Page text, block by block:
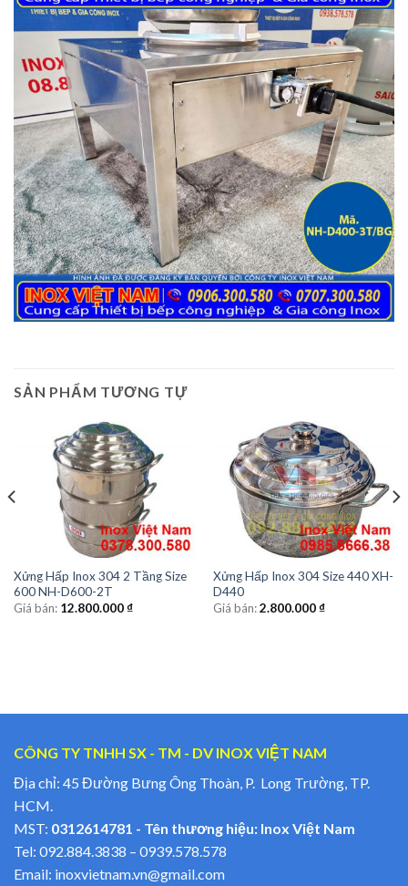
SẢN PHẨM TƯƠNG TỰ
Xửng Hấp Inox 304 2 Tầng Size
600 NH-D600-2T
Giá bán: 12.800.000₫
Xửng Hấp Inox 304 Size 440 XH-
D440
Giá bán:2.800.000₫
CÔNG TY TNHH SX - TM - DV INOX VIỆT NAM
Địa chỉ: 45 Đường Bưng Ông Thoàn, P. Long Trường, TP.
HCM.
MST: 0312614781 - Tên thương hiệu: Inox Việt Nam
Tel: 092.884.3838 – 0939.578.578
Email: inoxvietnam.vn@gmail.com